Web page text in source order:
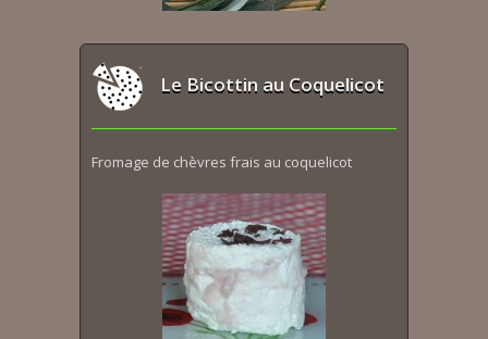
Le Bicottin au Coquelicot
Fromage de chèvres frais au coquelicot